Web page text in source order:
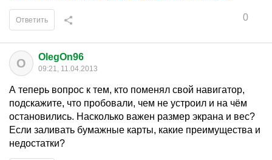
0
Ответить
O OlegOn96
09:21, 11.04.2013
А теперь вопрос к тем, кто поменял свой навигатор,
подскажите, что пробовали, чем не устроил и на чём
остановились. Насколько важен размер экрана и вес?
Если заливать бумажные карты, какие преимущества и
недостатки?